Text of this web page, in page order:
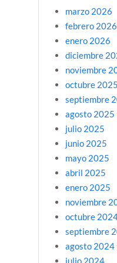
marzo 2026
febrero 2026
enero 2026
diciembre
noviembre
octubre 2025
septiembre
agosto 2025
julio 2025
junio 2025
mayo 2025
abril 2025
enero 2025
noviembre
octubre
septiembre
agosto 2024
julio 2024